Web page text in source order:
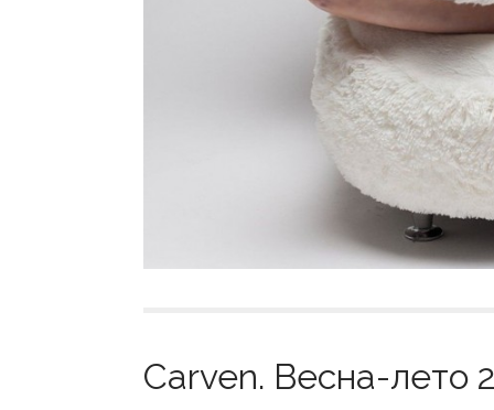
Carven. Весна-лето